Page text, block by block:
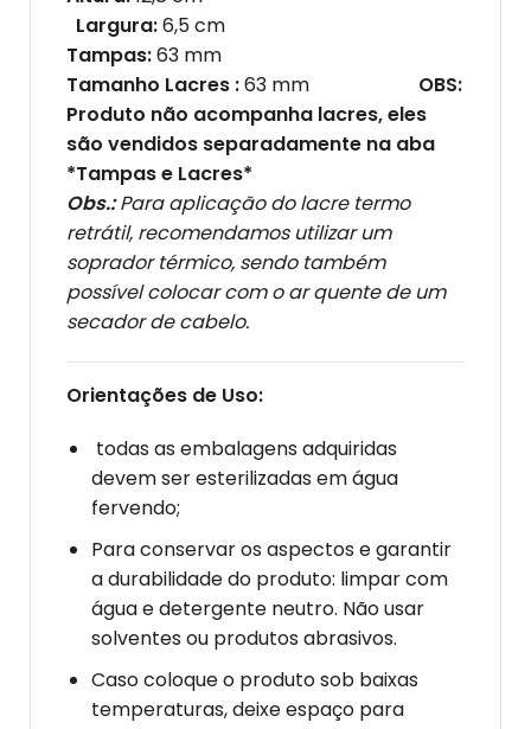
Largura:6,5 cm
Tampas:63 mm
Tamanho Lacres :63 mm OBS:
Produto não acompanha lacres, eles
são vendidos separadamente na aba
*Tampas e Lacres*
Obs.:Para aplicação do lacre termo
retrátil, recomendamos utilizar um
soprador térmico, sendo também
possível colocar com o ar quente de um
secador de cabelo.
Orientações de Uso:
todas as embalagens adquiridas
devem ser esterilizadas em água
fervendo;
Para conservar os aspectos e garantir
a durabilidade do produto: limpar com
água e detergente neutro. Não usar
solventes ou produtos abrasivos.
Caso coloque o produto sob baixas
temperaturas, deixe espaço para